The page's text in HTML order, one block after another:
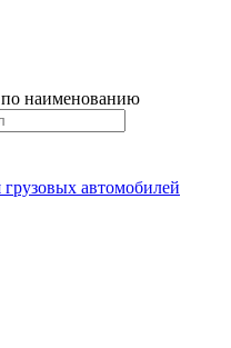
наименованию
грузовых автомобилей